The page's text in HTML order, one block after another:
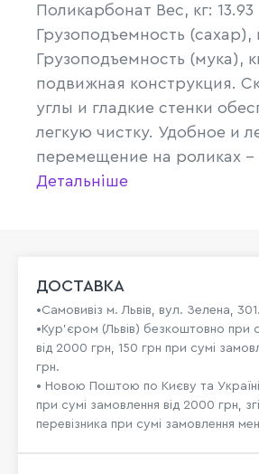
Поликарбонат Вес, кг: 13.93
Грузоподъемность (сахар),
Грузоподъемность (мука),
подвижная конструкция.
углы и гладкие стенки
легкую чистку. Удобное и
перемещение на роликах -
Детальніше
ДОСТАВКА
•Самовивіз м. Львів, вул. Зелена, 301.
•Кур'єром (Львів) безкоштовно при
від 2000 грн, 150 грн при сумі
грн.
• Новою Поштою по Києву та
при сумі замовлення від 2000 грн,
перевізника при сумі замовлення